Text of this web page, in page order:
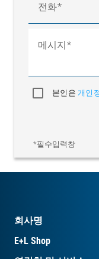
전화
메시지
본인은 개인
*필수입력창
회사명
E+L Shop